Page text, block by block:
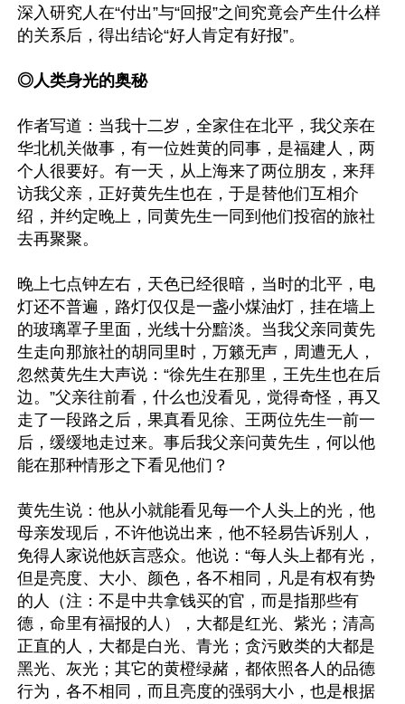
深入研究人在“付出”与“回报”之间究竟会产生什么样
的关系后，得出结论“好人肯定有好报”。
◎人类身光的奥秘
作者写道：当我十二岁，全家住在北平，我父亲在
华北机关做事，有一位姓黄的同事，是福建人，两
个人很要好。有一天，从上海来了两位朋友，来拜
访我父亲，正好黄先生也在，于是替他们互相介
绍，并约定晚上，同黄先生一同到他们投宿的旅社
去再聚聚。
晚上七点钟左右，天色已经很暗，当时的北平，电
灯还不普遍，路灯仅仅是一盏小煤油灯，挂在墙上
的玻璃罩子里面，光线十分黯淡。当我父亲同黄先
生走向那旅社的胡同里时，万籁无声，周遭无人，
忽然黄先生大声说：“徐先生在那里，王先生也在后
边。”父亲往前看，什么也没看见，觉得奇怪，再又
走了一段路之后，果真看见徐、王两位先生一前一
后，缓缓地走过来。事后我父亲问黄先生，何以他
能在那种情形之下看见他们？
黄先生说：他从小就能看见每一个人头上的光，他
母亲发现后，不许他说出来，他不轻易告诉别人，
免得人家说他妖言惑众。他说：“每人头上都有光，
但是亮度、大小、颜色，各不相同，凡是有权有势
的人（注：不是中共拿钱买的官，而是指那些有
德，命里有福报的人），大都是红光、紫光；清高
正直的人，大都是白光、青光；贪污败类的大都是
黑光、灰光；其它的黄橙绿赭，都依照各人的品德
行为，各不相同，而且亮度的强弱大小，也是根据